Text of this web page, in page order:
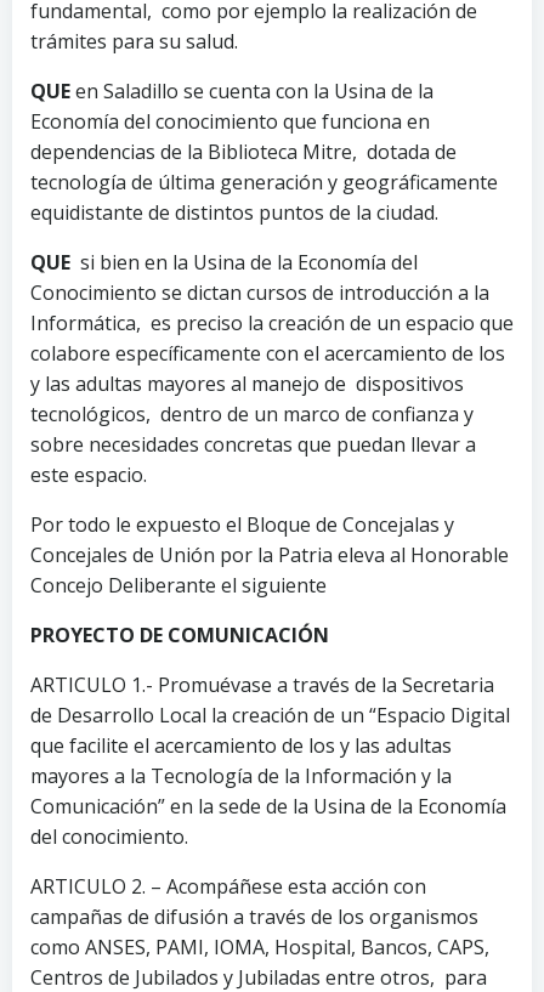
fundamental, como por ejemplo la realización de
trámites para su salud.
QUEen Saladillo se cuenta con la Usina de la
Economía del conocimiento que funciona en
dependencias de la Biblioteca Mitre, dotada de
tecnología de última generación y geográficamente
equidistante de distintos puntos de la ciudad.
QUE si bien en la Usina de la Economía del
Conocimiento se dictan cursos de introducción a la
Informática, es preciso la creación de un espacio que
colabore específicamente con el acercamiento de los
y las adultas mayores al manejo de dispositivos
tecnológicos, dentro de un marco de confianza y
sobre necesidades concretas que puedan llevar a
este espacio.
Por todo le expuesto el Bloque de Concejalas y
Concejales de Unión por la Patria eleva al Honorable
Concejo Deliberante el siguiente
PROYECTO DE COMUNICACIÓN
ARTICULO 1.- Promuévase a través de la Secretaria
de Desarrollo Local la creación de un “Espacio Digital
que facilite el acercamiento de los y las adultas
mayores a la Tecnología de la Información y la
Comunicación” en la sede de la Usina de la Economía
del conocimiento.
ARTICULO 2. – Acompáñese esta acción con
campañas de difusión a través de los organismos
como ANSES, PAMI, IOMA, Hospital, Bancos, CAPS,
Centros de Jubilados y Jubiladas entre otros, para